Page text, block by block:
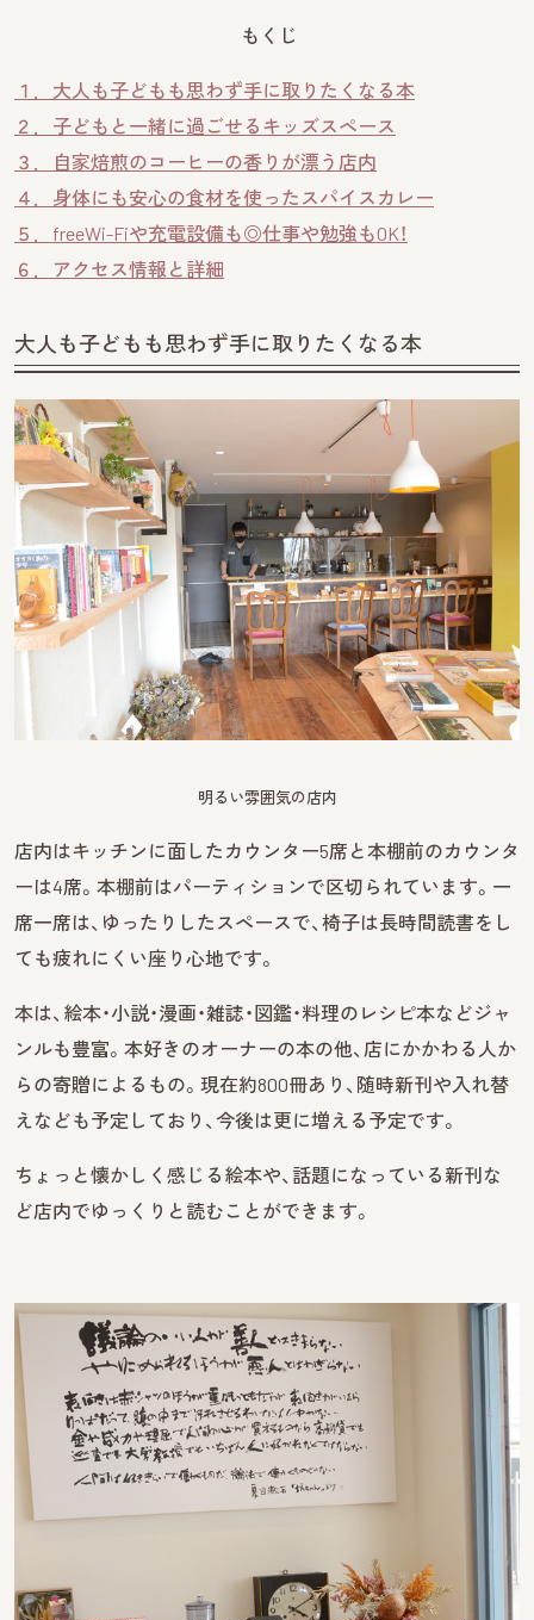
もくじ
１．大人も子どもも思わず手に取りたくなる本
２．子どもと一緒に過ごせるキッズスペース
３．自家焙煎のコーヒーの香りが漂う店内
４．身体にも安心の食材を使ったスパイスカレー
５．freeWi-Fiや充電設備も◎仕事や勉強もOK！
６．アクセス情報と詳細
大人も子どもも思わず手に取りたくなる本
明るい雰囲気の店内
店内はキッチンに面したカウンター5席と本棚前のカウンタ
ーは4席。本棚前はパーティションで区切られています。一
席一席は、ゆったりしたスペースで、椅子は長時間読書をし
ても疲れにくい座り心地です。
本は、絵本・小説・漫画・雑誌・図鑑・料理のレシピ本などジャ
ンルも豊富。本好きのオーナーの本の他、店にかかわる人か
らの寄贈によるもの。現在約800冊あり、随時新刊や入れ替
えなども予定しており、今後は更に増える予定です。
ちょっと懐かしく感じる絵本や、話題になっている新刊な
ど店内でゆっくりと読むことができます。